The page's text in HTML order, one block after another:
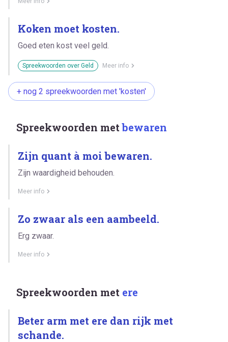
Koken moet kosten.
Goed eten kost veel geld.
Spreekwoorden over Geld Meer info
+ nog 2 spreekwoorden met 'kosten'
Spreekwoorden metbewaren
Zijn quant à moi bewaren.
Zijn waardigheid behouden.
Meer info
Zo zwaar als een aambeeld.
Erg zwaar.
Meer info
Spreekwoorden met ere
Beter arm met ere dan rijk met
schande.